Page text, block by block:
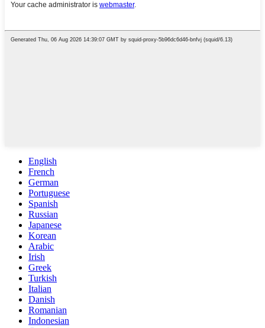
English
French
German
Portuguese
Spanish
Russian
Japanese
Korean
Arabic
Irish
Greek
Turkish
Italian
Danish
Romanian
Indonesian